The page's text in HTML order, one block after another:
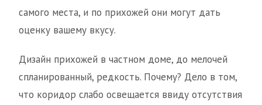
самого места, и по прихожей они могут дать
оценку вашему вкусу.
Дизайн прихожей в частном доме, до мелочей
спланированный, редкость. Почему? Дело в том,
что коридор слабо освещается ввиду отсутствия